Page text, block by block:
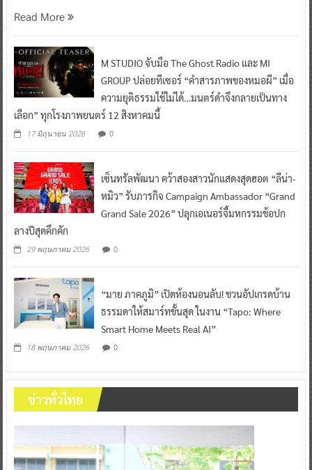
Read More
M STUDIO จับมือ The Ghost Radio และ MI
GROUP ปล่อยทีเซอร์ “คำสารภาพของหมอผี” เมื่อ
ความยุติธรรมใช้ไม่ได้…มนตร์ดำจึงกลายเป็นทาง
เลือก” ทุกโรงภาพยนตร์ 12 สิงหาคมนี้
17 มิถุนายน 2026 0
เซ็นทรัลพัฒนา คว้าสองสาวนักแสดงสุดฮอต “ลีน่า-
หมิว” รับภารกิจ Campaign Ambassador “Grand
Grand Sale 2026” ปลุกเอเนอร์จี้มหกรรมช้อปก
ลางปีสุดคึกคัก
29 พฤษภาคม 2026 0
“มาย ภาคภูมิ” เปิดห้องนอนลับ! ชวนอัปเกรดบ้าน
ธรรมดาให้สมาร์ทขั้นสุด ในงาน “Tapo: Where
Smart Home Meets Real AI”
18 พฤษภาคม 2026 0
ข่าวทั่วไทย